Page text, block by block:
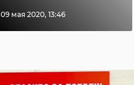
09 мая 2020, 13:46